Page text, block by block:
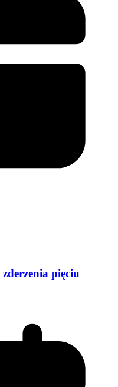
pięciu